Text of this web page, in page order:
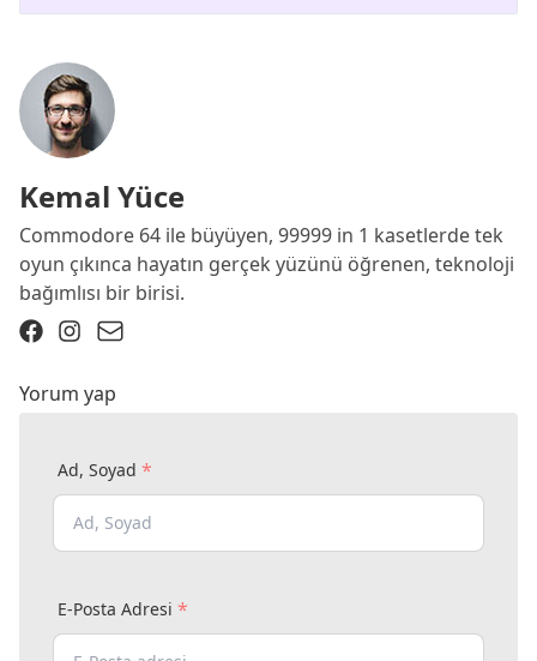
Kemal Yüce
Commodore 64 ile büyüyen, 99999 in 1 kasetlerde tek
oyun çıkınca hayatın gerçek yüzünü öğrenen, teknoloji
bağımlısı bir birisi.
Yorum yap
Ad, Soyad *
E-Posta Adresi *